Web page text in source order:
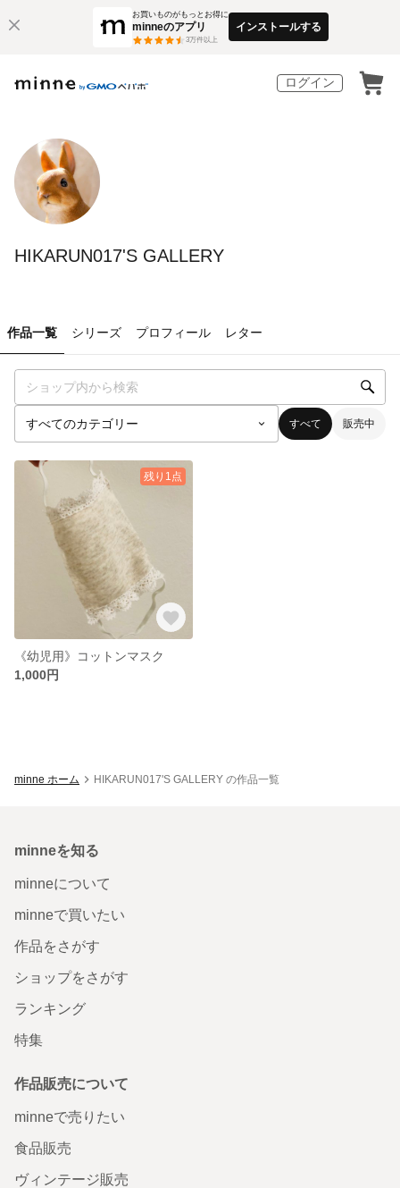
お買いものがもっとお得に
minneのアプリ
3万件以上
インストールする
ログイン
HIKARUN017'S GALLERY
作品一覧 シリーズ プロフィール レター
すべて 販売中
残り1点
《幼児用》コットンマスク
1,000円
minne ホーム HIKARUN017'S GALLERY の作品一覧
minneを知る
minneについて
minneで買いたい
作品をさがす
ショップをさがす
ランキング
特集
作品販売について
minneで売りたい
食品販売
ヴィンテージ販売